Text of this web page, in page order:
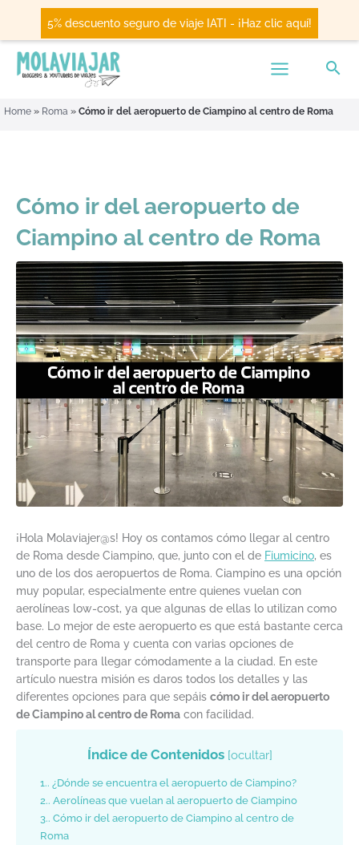
5% descuento seguro de viaje IATI - ¡Haz clic aquí!
Home » Roma » Cómo ir del aeropuerto de Ciampino al centro de Roma
Cómo ir del aeropuerto de
Ciampino al centro de Roma
¡Hola Molaviajer@s! Hoy os contamos cómo llegar al centro
de Roma desde Ciampino, que, junto con el de Fiumicino, es
uno de los dos aeropuertos de Roma. Ciampino es una opción
muy popular, especialmente entre quienes vuelan con
aerolíneas low-cost, ya que algunas de ellas lo utilizan como
base. Lo mejor de este aeropuerto es que está bastante cerca
del centro de Roma y cuenta con varias opciones de
transporte para llegar cómodamente a la ciudad. En este
artículo nuestra misión es daros todos los detalles y las
diferentes opciones para que sepáis cómo ir del aeropuerto
de Ciampino al centro de Roma con facilidad.
Índice de Contenidos [ocultar]
1. ¿Dónde se encuentra el aeropuerto de Ciampino?
2. Aerolíneas que vuelan al aeropuerto de Ciampino
3. Cómo ir del aeropuerto de Ciampino al centro de
Roma